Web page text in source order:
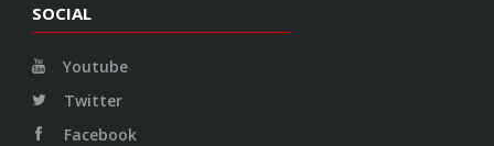
SOCIAL
Youtube
Twitter
Facebook